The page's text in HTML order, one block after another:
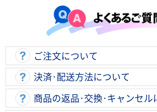
ご注文について
決済･配送方法について
商品の返品･交換･キャンセル